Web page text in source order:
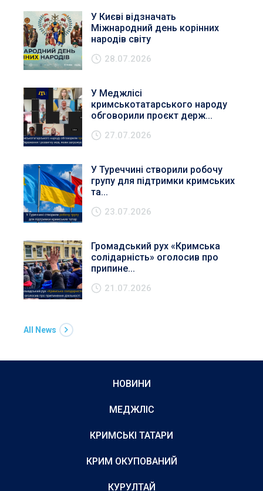
У Києві відзначать
Міжнародний день корінних
народів світу
28.07.2026
У Меджлісі
кримськотатарського народу
обговорили проєкт держ...
27.07.2026
У Туреччині створили робочу
групу для підтримки кримських
та...
23.07.2026
Громадський рух «Кримська
солідарність» оголосив про
припине...
21.07.2026
All News
НОВИНИ
МЕДЖЛІС
КРИМСЬКІ ТАТАРИ
КРИМ ОКУПОВАНИЙ
КУРУЛТАЙ